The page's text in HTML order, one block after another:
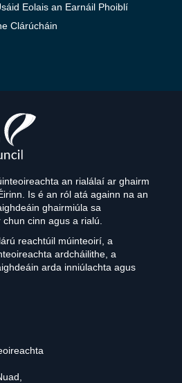
Eolais an Earnáil Phoiblí
Clárúcháin
an rialálaí ar ghairm
Is é an ról atá againn na an
ghairmiúla sa
cinn agus a rialú.
reachtúil múinteoirí, a
ardcháilithe, a
arda inniúlachta agus